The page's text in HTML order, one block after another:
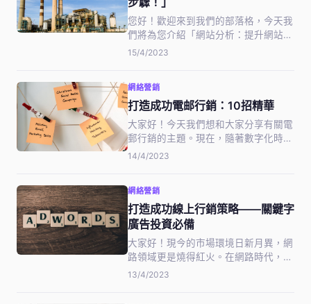
您好！歡迎來到我們的部落格，今天我
們將為您介紹「網站分析：提升網站效
益的關鍵步驟！」。現代企業的網站已
如何分析和評估將網站設計成符合使用
者需求的方案。透過這篇文章，我們將
為…
15/4/2023
網絡營銷
打造成功電邮行銷：10招精華
大家好！今天我們想和大家分享有關電
郵行銷的主題。現在，隨著數字化時代
的來臨，電郵行銷已成為各大企業推廣
瞥見有價值的信息？怎樣針對不同的人
群制定有針對性的郵件內容？在本篇文
章…
14/4/2023
網絡營銷
打造成功線上行銷策略——關鍵字
廣告投資必備
大家好！現今的市場環境日新月異，網
路領域更是燒得紅火。在網路時代，線
上行銷已成為提升企業業績必不可少的
13/4/2023